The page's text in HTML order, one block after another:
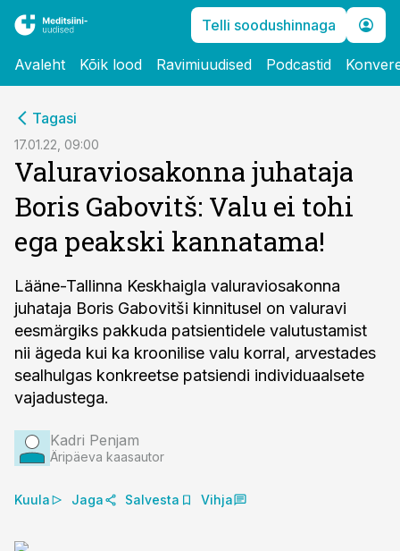
Telli soodushinnaga
Avaleht Kõik lood Ravimiuudised Podcastid
Tagasi
17.01.22, 09:00
Valuraviosakonna juhataja
Boris Gabovitš: Valu ei tohi
ega peakski kannatama!
Lääne-Tallinna Keskhaigla valuraviosakonna
juhataja Boris Gabovitši kinnitusel on valuravi
eesmärgiks pakkuda patsientidele valutustamist
nii ägeda kui ka kroonilise valu korral, arvestades
sealhulgas konkreetse patsiendi individuaalsete
vajadustega.
Kadri Penjam
Äripäeva kaasautor
Kuula Jaga Salvesta Vihja